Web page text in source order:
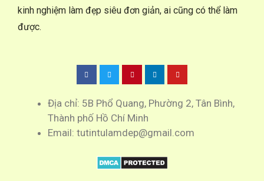
kinh nghiệm làm đẹp siêu đơn giản, ai cũng có thể làm
được.
Địa chỉ: 5B Phổ Quang, Phường 2, Tân Bình,
Thành phố Hồ Chí Minh
Email: tutintulamdep@gmail.com